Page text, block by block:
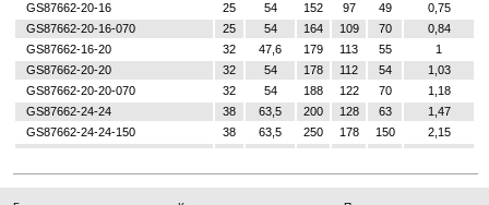
GS87662-20-16
25 54 152 97 49
0,75
GS87662-20-16-070
25 54 164 109 70
0,84
GS87662-16-20
32 47,6 179 113 55
1
GS87662-20-20
32 54 178 112 54
1,03
GS87662-20-20-070
32 54 188 122 70
1,18
GS87662-24-24
38 63,5 200 128 63
1,47
GS87662-24-24-150
38 63,5 250 178 150 2,15